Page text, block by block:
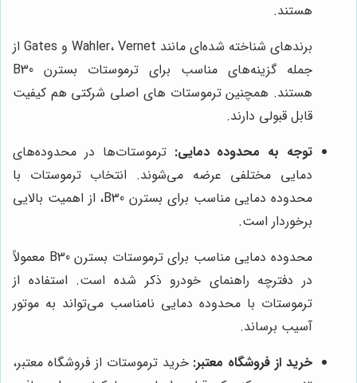
هستند.
برندهای شناخته شده‌ای مانند Wahler، Vernet و Gates از
جمله گزینه‌های مناسب برای ترموستات بسترن B30
هستند. همچنین ترموستات های اصلی شرکتی هم کیفیت
قابل قبولی دارند.
توجه به محدوده دمایی: ترموستات‌ها در محدوده‌های
دمایی مختلفی عرضه می‌شوند. انتخاب ترموستات با
محدوده دمایی مناسب برای بسترن B30، از اهمیت بالایی
برخوردار است.
محدوده دمایی مناسب برای ترموستات بسترن B30 معمولاً
در دفترچه راهنمای خودرو ذکر شده است. استفاده از
ترموستات با محدوده دمایی نامناسب می‌تواند به موتور
آسیب برساند.
خرید از فروشگاه معتبر: خرید ترموستات از فروشگاه معتبر،